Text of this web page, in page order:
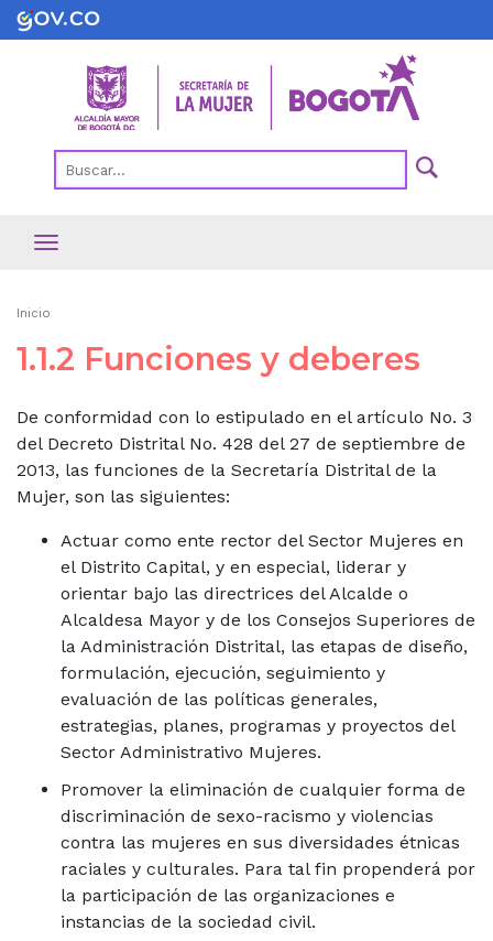
Pasar
al
Ruta
de
Inicio
1.1.2 Funciones y deberes
De conformidad con lo estipulado en el artículo No. 3
del Decreto Distrital No. 428 del 27 de septiembre de
2013, las funciones de la Secretaría Distrital de la
Mujer, son las siguientes:
Actuar como ente rector del Sector Mujeres en
el Distrito Capital, y en especial, liderar y
orientar bajo las directrices del Alcalde o
Alcaldesa Mayor y de los Consejos Superiores de
la Administración Distrital, las etapas de diseño,
formulación, ejecución, seguimiento y
evaluación de las políticas generales,
estrategias, planes, programas y proyectos del
Sector Administrativo Mujeres.
Promover la eliminación de cualquier forma de
discriminación de sexo-racismo y violencias
contra las mujeres en sus diversidades étnicas
raciales y culturales. Para tal fin propenderá por
la participación de las organizaciones e
instancias de la sociedad civil.